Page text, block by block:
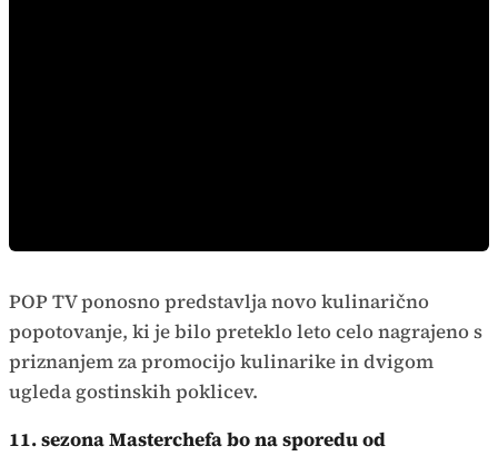
POP TV ponosno predstavlja novo kulinarično
popotovanje, ki je bilo preteklo leto celo nagrajeno s
priznanjem za promocijo kulinarike in dvigom
ugleda gostinskih poklicev.
11. sezona Masterchefa bo na sporedu od